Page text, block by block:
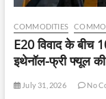
COMMODITIES
E20 विवाद के बीच
इथेनॉल-फ्री फ्यूल
July 31, 2026 No